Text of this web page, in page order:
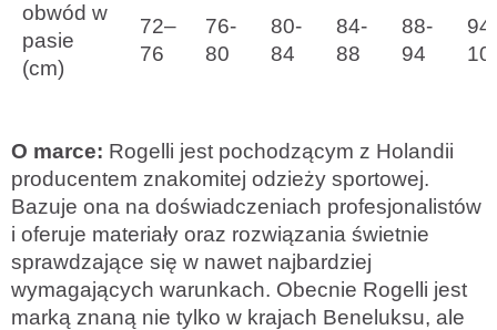
obwód w
pasie
(cm)
72–
76
76-
80
80-
84
84-
88
88-
94
94-
O marce: Rogelli jest pochodzącym z Holandii
producentem znakomitej odzieży sportowej.
Bazuje ona na doświadczeniach profesjonalistów
i oferuje materiały oraz rozwiązania świetnie
sprawdzające się w nawet najbardziej
wymagających warunkach. Obecnie Rogelli jest
marką znaną nie tylko w krajach Beneluksu, ale